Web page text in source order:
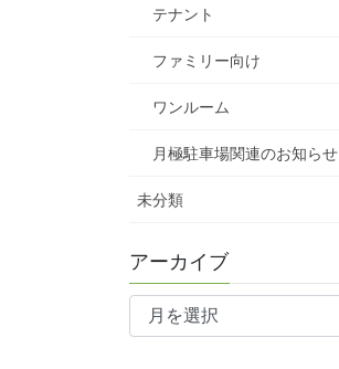
テナント
ファミリー向け
ワンルーム
月極駐車場関連のお知らせ
未分類
アーカイブ
ア